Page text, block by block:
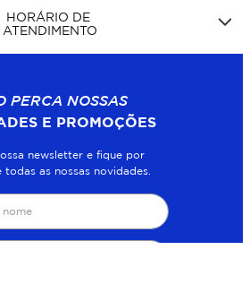
HORÁRIO DE
ATENDIMENTO
PERCA NOSSAS
E PROMOÇÕES
newsletter e fique por
as nossas novidades.